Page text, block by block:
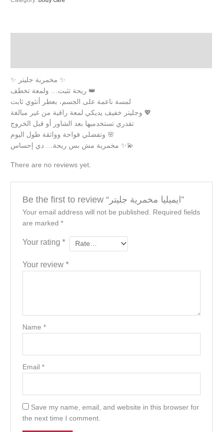
✨ مخمرية جليتر ✨
ريحة تثبت… ولمعة تخطف 👑
لمسة ناعمة على الجسم، بعطر أنثوي ثابت
وجليتر خفيف يديكي لمعة راقية من غير مبالغة 💖
تقدري تستخدميها بعد الشاور أو قبل الخروج
وتفضلي فواحة وواثقة طول اليوم 🌸
مخمرية مش بس ريحة… دي إحساس ✨💫
There are no reviews yet.
Be the first to review “ايميليا مخمرية جليتر”
Your email address will not be published.
Required fields
are marked *
Your rating *
Your review *
Name *
Email *
Save my name, email, and website in this browser for
the next time I comment.